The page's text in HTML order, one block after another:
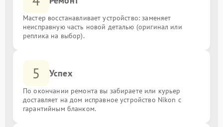
Мастер восстанавливает устройство: заменяет
неисправную часть новой деталью (оригинал или
реплика на выбор).
5 Успех
По окончании ремонта вы забираете или курьер
доставляет на дом исправное устройство Nikon с
гарантийным бланком.